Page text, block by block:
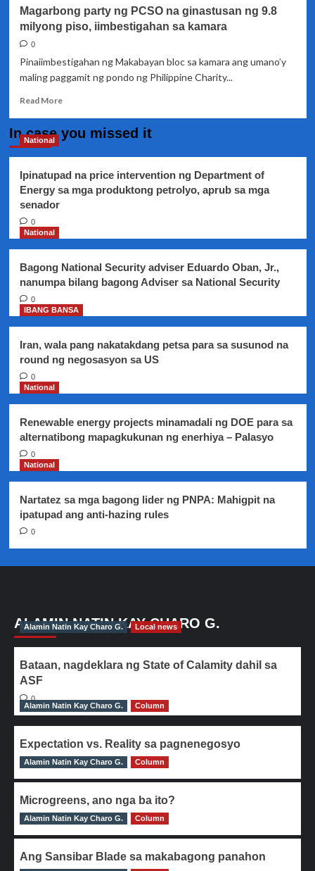
Go,
dagsa
Magarbong party ng PCSO na ginastusan ng 9.8
milyong piso, iimbestigahan sa kamara
0
Pinaiimbestigahan ng Makabayan bloc sa kamara ang umano’y
maling paggamit ng pondo ng Philippine Charity...
Read MoreRead
Magarbong
PCSO
na
iimbestigahan
sa
In case you missed it
National
Ipinatupad na price intervention ng Department of
Energy sa mga produktong petrolyo, aprub sa mga
senador
0
National
Bagong National Security adviser Eduardo Oban, Jr.,
nanumpa bilang bagong Adviser sa National Security
0
IBANG BANSA
Iran, wala pang nakatakdang petsa para sa susunod na
round ng negosasyon sa US
0
National
Renewable energy projects minamadali ng DOE para sa
alternatibong mapagkukunan ng enerhiya – Palasyo
0
National
Nartatez sa mga bagong lider ng PNPA: Mahigpit na
ipatupad ang anti-hazing rules
0
ALAMIN NATIN KAY CHARO G.
Alamin Natin Kay Charo G. Local news
Bataan, nagdeklara ng State of Calamity dahil sa
ASF
0
Alamin Natin Kay Charo G.
Column
Expectation vs. Reality sa pagnenegosyo
0
Alamin Natin Kay Charo G. Column
Microgreens, ano nga ba ito?
0
Alamin Natin Kay Charo G. Column
Ang Sansibar Blade sa makabagong panahon